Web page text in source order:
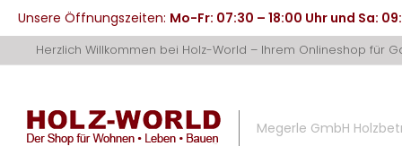
Unsere Öffnungszeiten: Mo-Fr: 07:30 – 18:00 Uhr und Sa:
zum
Herzlich Willkommen bei Holz-World – Ihrem Onlineshop für
Megerle GmbH